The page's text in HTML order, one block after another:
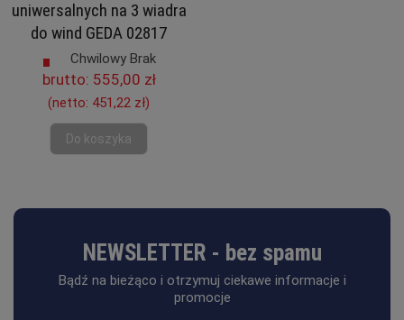
uniwersalnych na 3 wiadra
do wind GEDA 02817
Chwilowy Brak
brutto: 555,00 zł
(netto: 451,22 zł)
Do koszyka
NEWSLETTER - bez spamu
Bądź na bieżąco i otrzymuj ciekawe informacje i
promocje